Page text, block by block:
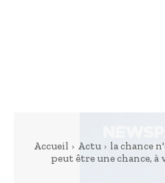
Accueil Actu
la chance
peut être une chance, à